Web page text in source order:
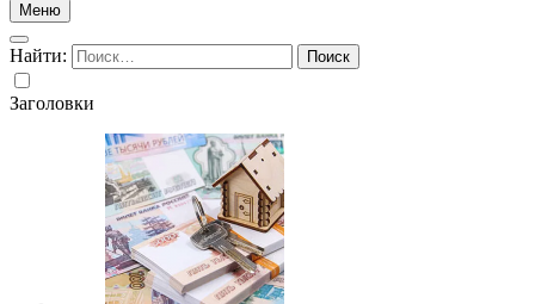
Меню
Найти:
Заголовки